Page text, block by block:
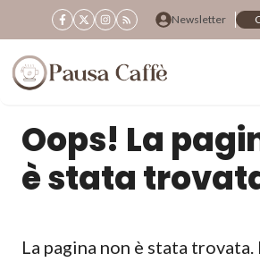
al
contenuto
Newsletter
Oops! La
è stata
La pagina non è stata